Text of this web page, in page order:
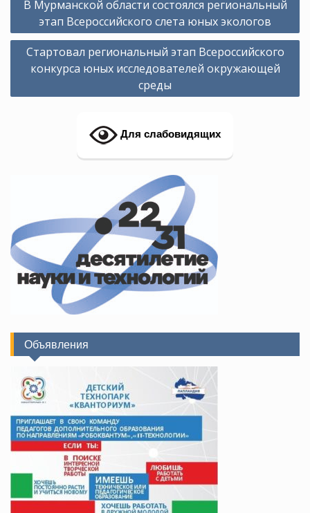
записям
В Мурманской области состоялся региональный
этап Всероссийского слета юных экологов
Стартовал региональный этап Всероссийского
конкурса юных исследователей окружающей
среды
Для слабовидящих
Объявления